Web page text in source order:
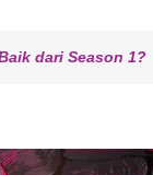
dari Season 1?